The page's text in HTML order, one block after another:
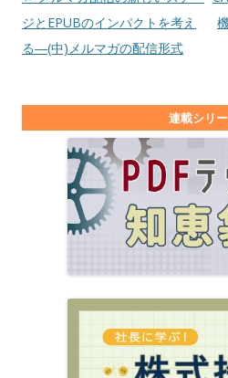
ジとEPUBのインパクトを考え
る―(中)メルマガの配信形式
連載シリ